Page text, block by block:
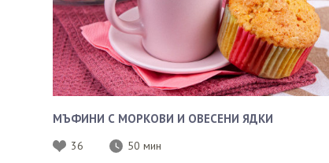
МЪФИНИ С МОРКОВИ И ОВЕСЕНИ ЯДКИ
36 50 мин